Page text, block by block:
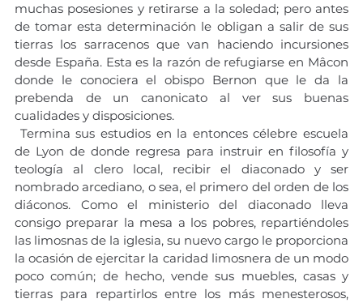
muchas posesiones y retirarse a la soledad; pero antes
de tomar esta determinación le obligan a salir de sus
tierras los sarracenos que van haciendo incursiones
desde España. Esta es la razón de refugiarse en Mâcon
donde le conociera el obispo Bernon que le da la
prebenda de un canonicato al ver sus buenas
cualidades y disposiciones.
de Lyon de donde regresa para instruir en filosofía y
teología al clero local, recibir el diaconado y ser
nombrado arcediano, o sea, el primero del orden de los
diáconos. Como el ministerio del diaconado lleva
consigo preparar la mesa a los pobres, repartiéndoles
las limosnas de la iglesia, su nuevo cargo le proporciona
la ocasión de ejercitar la caridad limosnera de un modo
poco común; de hecho, vende sus muebles, casas y
tierras para repartirlos entre los más menesterosos,